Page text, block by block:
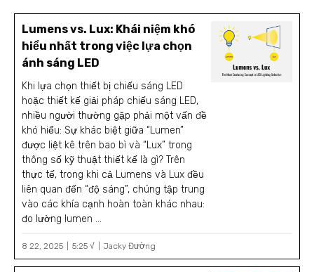
Lumens vs. Lux: Khái niệm khó
hiểu nhất trong việc lựa chọn
ánh sáng LED
Khi lựa chọn thiết bị chiếu sáng LED
hoặc thiết kế giải pháp chiếu sáng LED,
nhiều người thường gặp phải một vấn đề
khó hiểu: Sự khác biệt giữa “Lumen”
được liệt kê trên bao bì và “Lux” trong
thông số kỹ thuật thiết kế là gì? Trên
thực tế, trong khi cả Lumens và Lux đều
liên quan đến “độ sáng”, chúng tập trung
vào các khía cạnh hoàn toàn khác nhau:
đo lường lumen ...
8 22, 2025 5:25 √ Jacky Đường